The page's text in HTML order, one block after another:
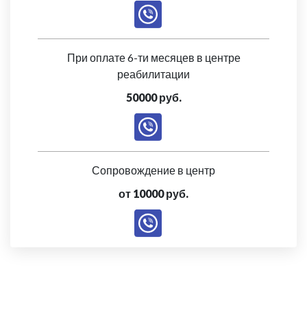
При оплате 6-ти месяцев в центре
реабилитации
50000 руб.
Сопровождение в центр
от 10000 руб.